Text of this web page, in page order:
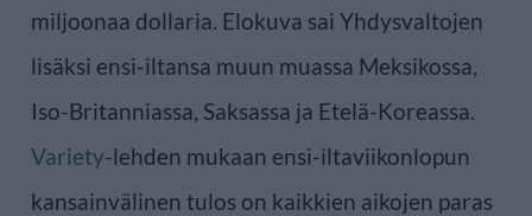
miljoonaa dollaria. Elokuva sai Yhdysvaltojen
lisäksi ensi-iltansa muun muassa Meksikossa,
Iso-Britanniassa, Saksassa ja Etelä-Koreassa.
Variety-lehden mukaan ensi-iltaviikonlopun
kansainvälinen tulos on kaikkien aikojen paras